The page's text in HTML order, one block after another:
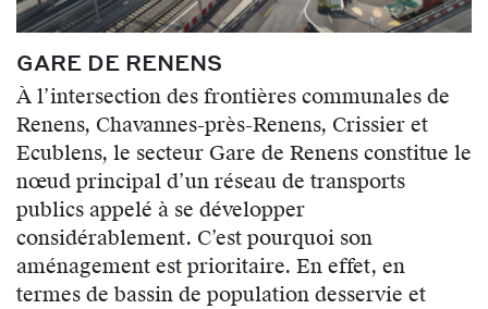
GARE DE RENENS
À l’intersection des frontières communales de
Renens, Chavannes-près-Renens, Crissier et
Ecublens, le secteur Gare de Renens constitue le
nœud principal d’un réseau de transports
publics appelé à se développer
considérablement. C’est pourquoi son
aménagement est prioritaire. En effet, en
termes de bassin de population desservie et